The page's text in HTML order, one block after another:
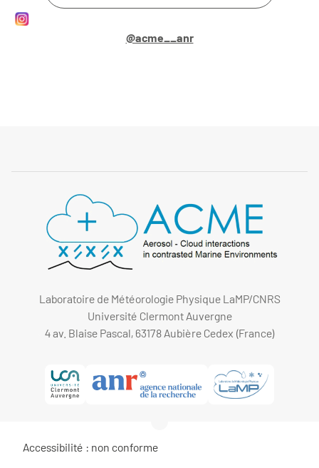
@acme__anr
Laboratoire de Météorologie Physique LaMP/CNRS
Université Clermont Auvergne
4 av. Blaise Pascal, 63178 Aubière Cedex (France)
Accessibilité : non conforme